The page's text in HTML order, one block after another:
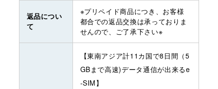
返品につい
て
※プリペイド商品につき、お客様
都合での返品交換は承っておりま
せんので、ご了承下さい※
【東南アジア計11カ国で8日間（5
GBまで高速)データ通信が出来るe
-SIM】